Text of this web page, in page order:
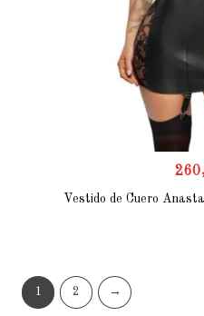
Vestido de Cuero
1 2 →